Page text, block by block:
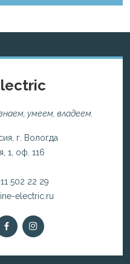
умеем, владеем.
г. Вологда
1, оф. 116
502 22 29
electric.ru